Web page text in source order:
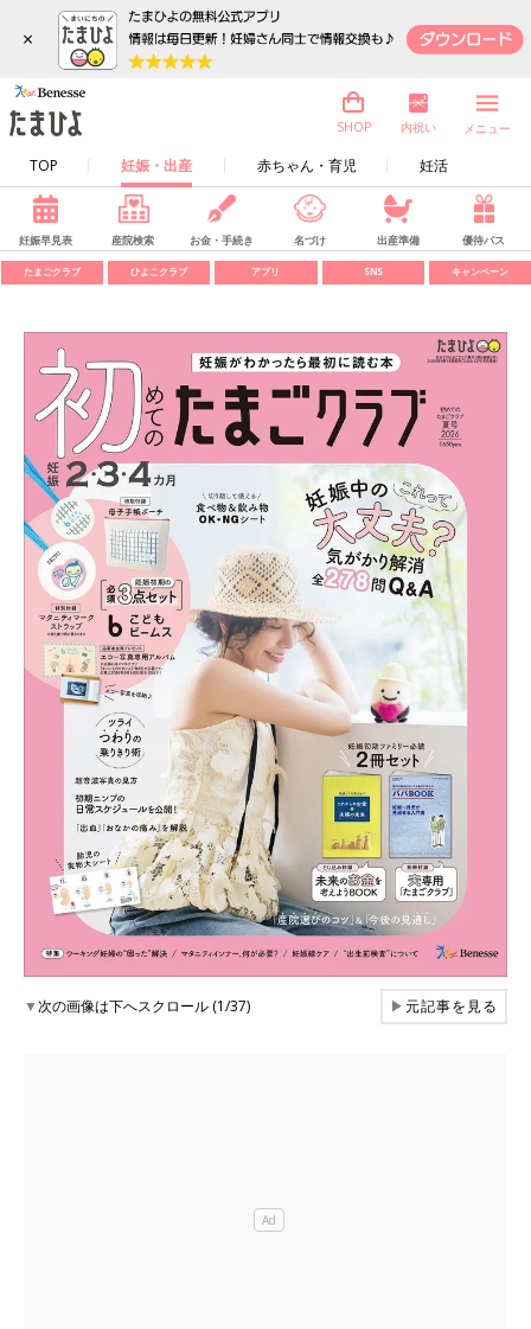
×
TOP 妊娠・出産 赤ちゃん・育児 妊活
SHOP 内祝い メニュー
妊娠早見表 産院検索 お金・手続き 名づけ 出産準備 優待パス
たまごクラブ ひよこクラブ アプリ SNS キャンペーン
▼次の画像は下へスクロール (1/37) ▶元記事を見る